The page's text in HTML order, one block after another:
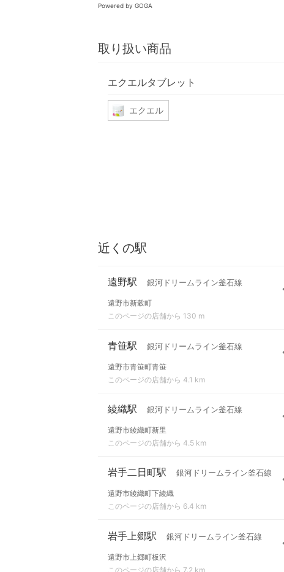
Powered by GOGA
取り扱い商品
エクエルタブレット
エクエル
近くの駅
遠野駅 銀河ドリームライン釜石線
遠野市新穀町
このページの店舗から 130 m
青笹駅 銀河ドリームライン釜石線
遠野市青笹町青笹
このページの店舗から 4.1 km
綾織駅 銀河ドリームライン釜石線
遠野市綾織町新里
このページの店舗から 4.5 km
岩手二日町駅 銀河ドリームライン釜石線
遠野市綾織町下綾織
このページの店舗から 6.4 km
岩手上郷駅 銀河ドリームライン釜石線
遠野市上郷町板沢
このページの店舗から 7.2 km